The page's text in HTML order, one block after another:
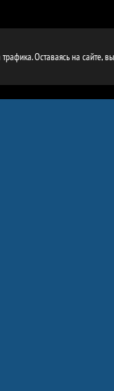
Оставаясь на сайте,